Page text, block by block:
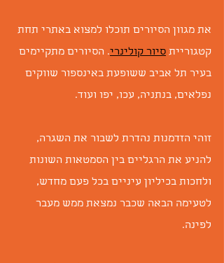
את מגוון הסיורים תוכלו למצוא באתרי תחת
קטגוריית סיור קולינרי. הסיורים מתקיימים
בעיר תל אביב ששופעת באינספור שווקים
נפלאים, בנתניה, עכו, יפו ועוד.
זוהי הזדמנות נהדרת לשבור את השגרה,
להניע את הרגליים בין הסמטאות השונות
ולחכות בכיליון עיניים בכל פעם מחדש,
לטעימה הבאה שכבר נמצאת ממש מעבר
לפינה.